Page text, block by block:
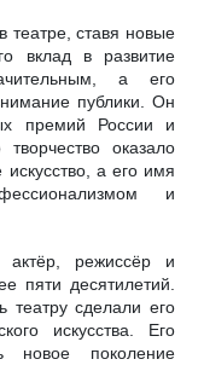
театре, ставя новые
вклад в развитие
а его
публики. Он
премий России и
оказало
а его имя
и
режиссёр и
пяти десятилетий.
театру сделали его
искусства. Его
новое поколение